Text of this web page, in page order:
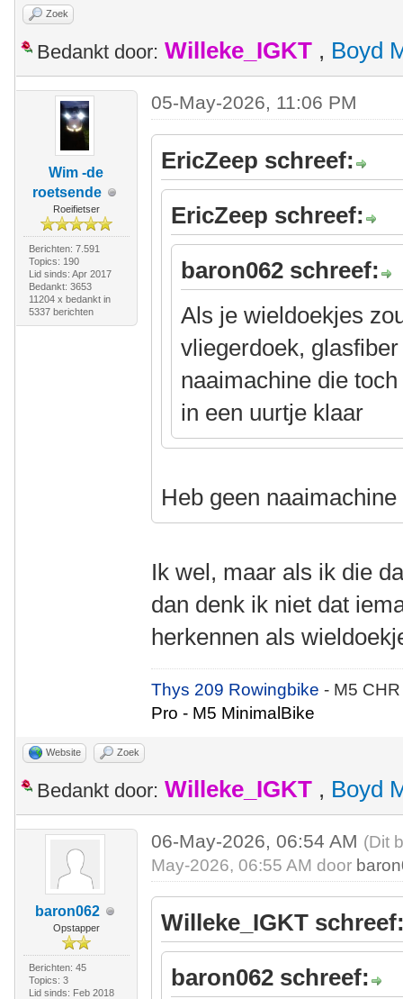
Zoek
Bedankt door: Willeke_IGKT , Boyd
Wim -de
roetsende
Roeifietser
Berichten: 7.591
Topics: 190
Lid sinds: Apr 2017
Bedankt: 3653
11204 x bedankt in
5337 berichten
05-May-2026, 11:06 PM
EricZeep schreef:
EricZeep schreef:
baron062 schreef:
Als je wieldoekjes
vliegerdoek,
naaimachine die
in een uurtje klaar
Heb geen
Ik wel, maar als ik die
dan denk ik niet dat
herkennen als
Thys 209 Rowingbike- M5
Pro - M5 MinimalBike
Website Zoek
Bedankt door: Willeke_IGKT , Boyd
baron062
Opstapper
Berichten: 45
Topics: 3
Lid sinds: Feb 2018
06-May-2026, 06:54 AM (Dit
May-2026, 06:55 AM door
Willeke_IGKT
baron062 schreef: